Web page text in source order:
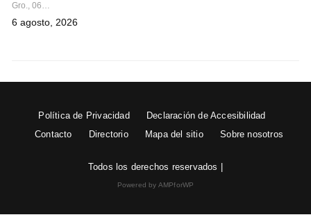
Gro., 06…
6 agosto, 2026
Política de Privacidad
Declaración de Accesibilidad
Contacto
Directorio Mapa del sitio Sobre nosotros
Todos los derechos reservados |
Powered by AMPforWP